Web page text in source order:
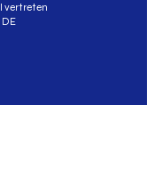
vertreten
DE